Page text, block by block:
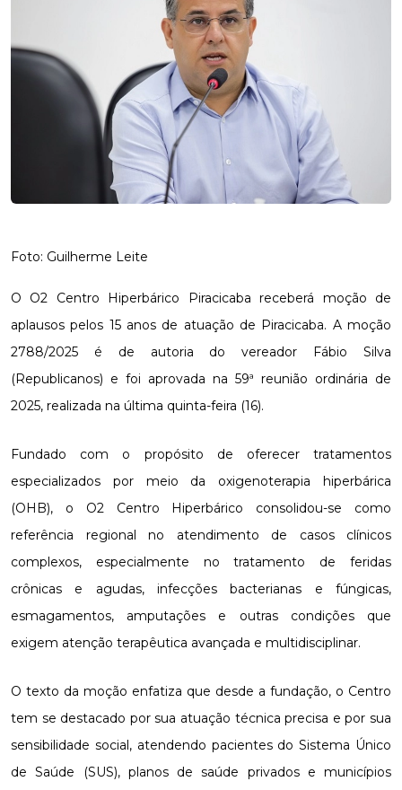
Foto: Guilherme Leite
O O2 Centro Hiperbárico Piracicaba receberá moção de
aplausos pelos 15 anos de atuação de Piracicaba. A moção
2788/2025 é de autoria do vereador Fábio Silva
(Republicanos) e foi aprovada na 59ª reunião ordinária de
2025, realizada na última quinta-feira (16).
Fundado com o propósito de oferecer tratamentos
especializados por meio da oxigenoterapia hiperbárica
(OHB), o O2 Centro Hiperbárico consolidou-se como
referência regional no atendimento de casos clínicos
complexos, especialmente no tratamento de feridas
crônicas e agudas, infecções bacterianas e fúngicas,
esmagamentos, amputações e outras condições que
exigem atenção terapêutica avançada e multidisciplinar.
O texto da moção enfatiza que desde a fundação, o Centro
tem se destacado por sua atuação técnica precisa e por sua
sensibilidade social, atendendo pacientes do Sistema Único
de Saúde (SUS), planos de saúde privados e municípios